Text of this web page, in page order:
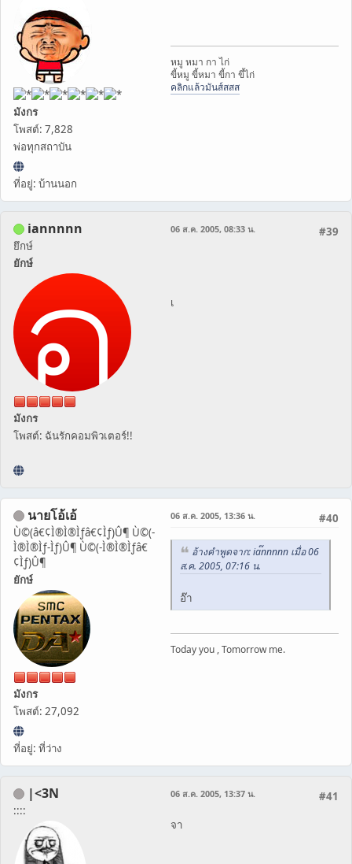
มังกร
โพสต์: 7,828
พ่อทุกสถาบัน
ที่อยู่: บ้านนอก
หมู หมา กา ไก่
ขี้หมู ขี้หมา ขี้กา ขึ้ไก่
คลิกแล้วมันส์สสส
iannnnn
ยึกษ์
ยักษ์
มังกร
โพสต์: ฉันรักคอมพิวเตอร์!!
#39
06 ส.ค. 2005, 08:33 น.
เ
นายโอ้เอ้
Ù©(â€¢Ì®Ì®Ìƒâ€¢Ìƒ)Û¶ Ù©(-
Ì®Ì®Ìƒ-Ìƒ)Û¶ Ù©(-Ì®Ì®Ìƒâ€
¢Ìƒ)Û¶
ยักษ์
มังกร
โพสต์: 27,092
ที่อยู่: ที่ว่าง
#40
06 ส.ค. 2005, 13:36 น.
อ้างคำพูดจาก: ia๊nnnnn เมื่อ 06
ส.ค. 2005, 07:16 น.
อ๊า
Today you , Tomorrow me.
|<3N
::::
#41
06 ส.ค. 2005, 13:37 น.
จา